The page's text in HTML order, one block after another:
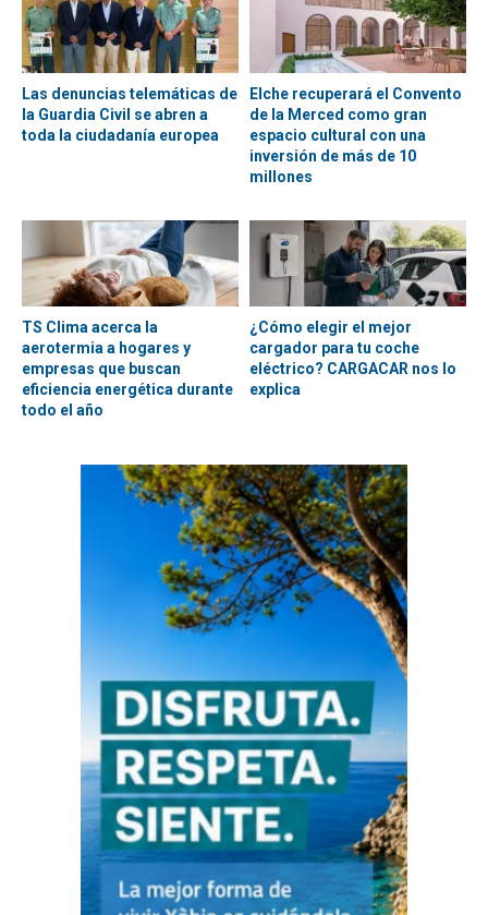
Las denuncias telemáticas de
la Guardia Civil se abren a
toda la ciudadanía europea
Elche recuperará el Convento
de la Merced como gran
espacio cultural con una
inversión de más de 10
millones
TS Clima acerca la
aerotermia a hogares y
empresas que buscan
eficiencia energética durante
todo el año
¿Cómo elegir el mejor
cargador para tu coche
eléctrico? CARGACAR nos lo
explica